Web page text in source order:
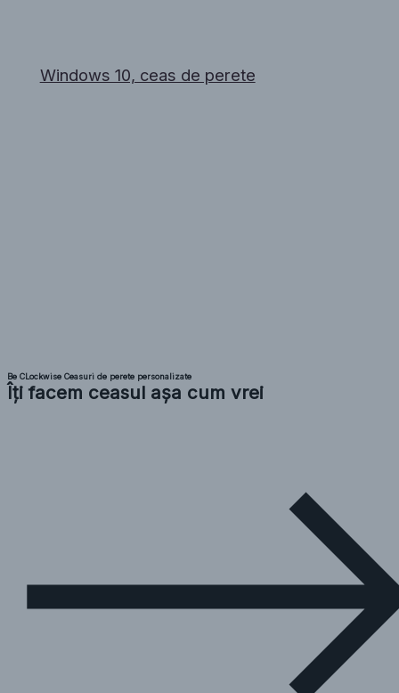
Windows 10, ceas de perete
Be CLockwise Ceasuri de perete personalizate
Îți facem ceasul așa cum vrei